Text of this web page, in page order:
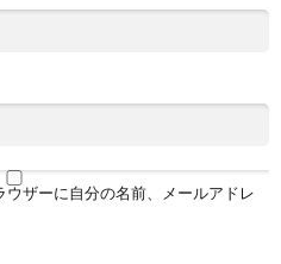
ザーに自分の名前、メールアドレ